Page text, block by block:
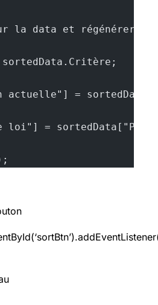
la data et régénérer le
actuelle"] =
loi"] =